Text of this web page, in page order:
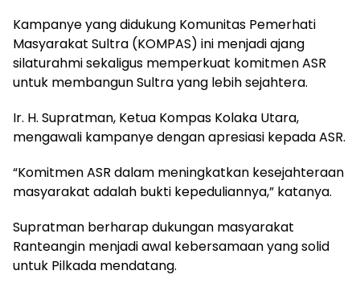
Kampanye yang didukung Komunitas Pemerhati
Masyarakat Sultra (KOMPAS) ini menjadi ajang
silaturahmi sekaligus memperkuat komitmen ASR
untuk membangun Sultra yang lebih sejahtera.
Ir. H. Supratman, Ketua Kompas Kolaka Utara,
mengawali kampanye dengan apresiasi kepada ASR.
“Komitmen ASR dalam meningkatkan kesejahteraan
masyarakat adalah bukti kepeduliannya,” katanya.
Supratman berharap dukungan masyarakat
Ranteangin menjadi awal kebersamaan yang solid
untuk Pilkada mendatang.